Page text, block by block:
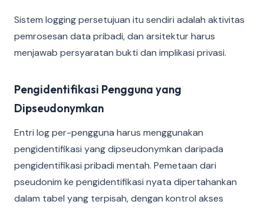
Sistem logging persetujuan itu sendiri adalah aktivitas
pemrosesan data pribadi, dan arsitektur harus
menjawab persyaratan bukti dan implikasi privasi.
Pengidentifikasi Pengguna yang
Dipseudonymkan
Entri log per-pengguna harus menggunakan
pengidentifikasi yang dipseudonymkan daripada
pengidentifikasi pribadi mentah. Pemetaan dari
pseudonim ke pengidentifikasi nyata dipertahankan
dalam tabel yang terpisah, dengan kontrol akses